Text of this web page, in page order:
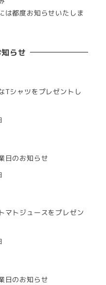
は都度お知らせいたしま
らせ
Tシャツをプレゼントし
日のお知らせ
マトジュースをプレゼン
日のお知らせ